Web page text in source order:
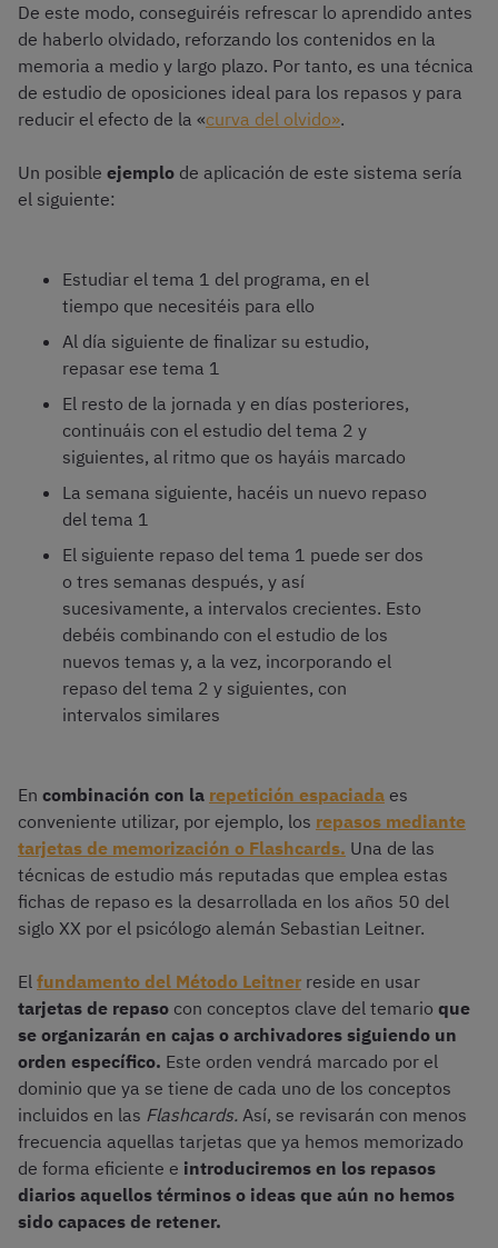
De este modo, conseguiréis refrescar lo aprendido antes
de haberlo olvidado, reforzando los contenidos en la
memoria a medio y largo plazo. Por tanto, es una técnica
de estudio de oposiciones ideal para los repasos y para
reducir el efecto de la «curva del olvido».
Un posible ejemplo de aplicación de este sistema sería
el siguiente:
Estudiar el tema 1 del programa, en el
tiempo que necesitéis para ello
Al día siguiente de finalizar su estudio,
repasar ese tema 1
El resto de la jornada y en días posteriores,
continuáis con el estudio del tema 2 y
siguientes, al ritmo que os hayáis marcado
La semana siguiente, hacéis un nuevo repaso
del tema 1
El siguiente repaso del tema 1 puede ser dos
o tres semanas después, y así
sucesivamente, a intervalos crecientes. Esto
debéis combinando con el estudio de los
nuevos temas y, a la vez, incorporando el
repaso del tema 2 y siguientes, con
intervalos similares
En combinación con la repetición espaciada es
conveniente utilizar, por ejemplo, los repasos mediante
tarjetas de memorización o Flashcards. Una de las
técnicas de estudio más reputadas que emplea estas
fichas de repaso es la desarrollada en los años 50 del
siglo XX por el psicólogo alemán Sebastian Leitner.
El fundamento del Método Leitner reside en usar
tarjetas de repaso con conceptos clave del temario que
se organizarán en cajas o archivadores siguiendo un
orden específico. Este orden vendrá marcado por el
dominio que ya se tiene de cada uno de los conceptos
incluidos en las Flashcards. Así, se revisarán con menos
frecuencia aquellas tarjetas que ya hemos memorizado
de forma eficiente e introduciremos en los repasos
diarios aquellos términos o ideas que aún no hemos
sido capaces de retener.